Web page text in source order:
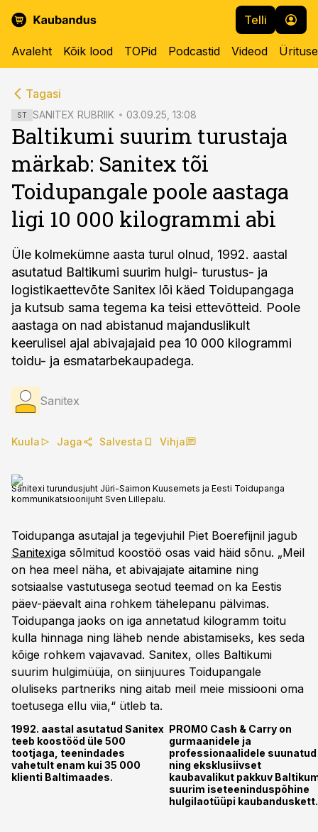
Telli
Avaleht Kõik lood TOPid Podcastid Videod
Tagasi
ST SANITEX RUBRIIK 03.09.25, 13:08
Baltikumi suurim turustaja
märkab: Sanitex tõi
Toidupangale poole aastaga
ligi 10 000 kilogrammi abi
Üle kolmekümne aasta turul olnud, 1992. aastal
asutatud Baltikumi suurim hulgi- turustus- ja
logistikaettevõte Sanitex lõi käed Toidupangaga
ja kutsub sama tegema ka teisi ettevõtteid. Poole
aastaga on nad abistanud majanduslikult
keerulisel ajal abivajajaid pea 10 000 kilogrammi
toidu- ja esmatarbekaupadega.
Sanitex
Kuula Jaga Salvesta Vihja
Sanitexi turundusjuht Jüri-Saimon Kuusemets ja Eesti Toidupanga
kommunikatsioonijuht Sven Lillepalu.
Toidupanga asutajal ja tegevjuhil Piet Boerefijnil jagub
Sanitexiga sõlmitud koostöö osas vaid häid sõnu. „Meil
on hea meel näha, et abivajajate aitamine ning
sotsiaalse vastutusega seotud teemad on ka Eestis
päev-päevalt aina rohkem tähelepanu pälvimas.
Toidupanga jaoks on iga annetatud kilogramm toitu
kulla hinnaga ning läheb nende abistamiseks, kes seda
kõige rohkem vajavavad. Sanitex, olles Baltikumi
suurim hulgimüüja, on siinjuures Toidupangale
oluliseks partneriks ning aitab meil meie missiooni oma
toetusega ellu viia,“ ütleb ta.
1992. aastal asutatud Sanitex
teeb koostööd üle 500
tootjaga, teenindades
vahetult enam kui 35 000
klienti Baltimaades.
PROMO Cash & Carry on
gurmaanidele ja
professionaalidele suunatud
ning eksklusiivset
kaubavalikut pakkuv
suurim iseteeninduspõhine
hulgilaotüüpi kaubanduskett.